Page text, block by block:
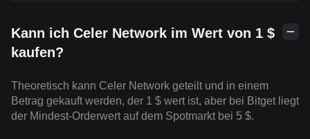
Kann ich Celer Network im Wert von 1 $
kaufen?
Theoretisch kann Celer Network geteilt und in einem
Betrag gekauft werden, der 1 $ wert ist, aber bei Bitget liegt
der Mindest-Orderwert auf dem Spotmarkt bei 5 $.